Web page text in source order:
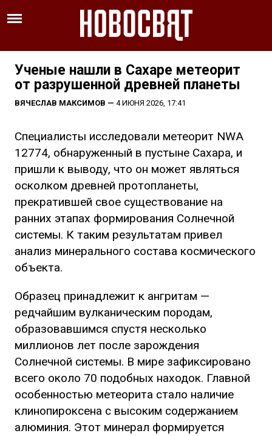
Ученые нашли в Сахаре метеорит
от разрушенной древней планеты
ВЯЧЕСЛАВ МАКСИМОВ — 4 ИЮНЯ 2026, 17:41
Специалисты исследовали метеорит NWA
12774, обнаруженный в пустыне Сахара, и
пришли к выводу, что он может являться
осколком древней протопланеты,
прекратившей свое существование на
ранних этапах формирования Солнечной
системы. К таким результатам привел
анализ минерального состава космического
объекта.
Образец принадлежит к ангритам —
редчайшим вулканическим породам,
образовавшимся спустя несколько
миллионов лет после зарождения
Солнечной системы. В мире зафиксировано
всего около 70 подобных находок. Главной
особенностью метеорита стало наличие
клинопироксена с высоким содержанием
алюминия. Этот минерал формируется